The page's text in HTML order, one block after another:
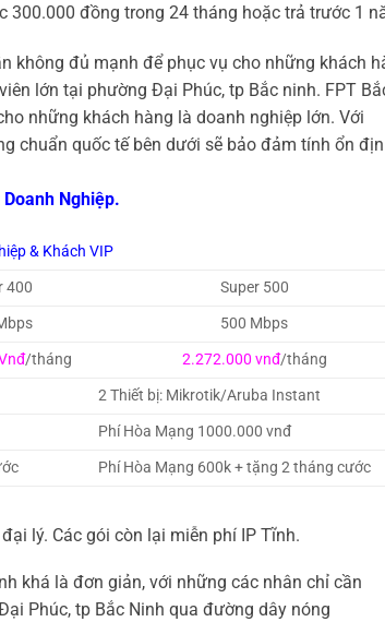
đồng trong 24 tháng hoặc trả trước 1
không đủ mạnh để phục vụ cho những khách
lớn tại phường Đại Phúc, tp Bắc ninh. FPT
những khách hàng là doanh nghiệp lớn. Với
chuẩn quốc tế bên dưới sẽ bảo đảm tính ổn
Nghiệp.
& Khách VIP
400
Super 500
500 Mbps
/tháng 2.272.000 vnđ/tháng
2 Thiết bị: Mikrotik/Aruba Instant
Phí Hòa Mạng 1000.000 vnđ
Phí Hòa Mạng 600k + tặng 2 tháng cước
lý. Các gói còn lại miễn phí IP Tĩnh.
khá là đơn giản, với những các nhân chỉ cần
Phúc, tp Bắc Ninh qua đường dây nóng